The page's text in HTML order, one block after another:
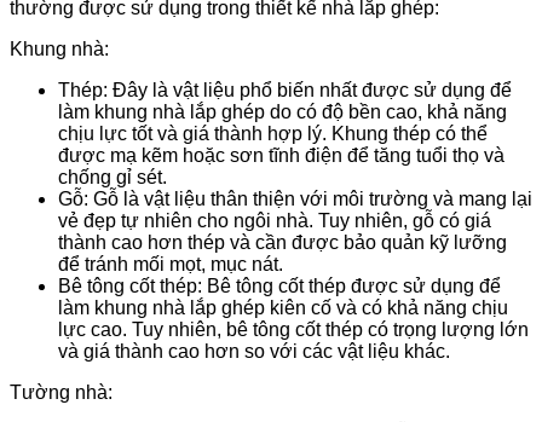
thường được sử dụng trong thiết kế nhà lắp ghép:
Khung nhà:
Thép: Đây là vật liệu phổ biến nhất được sử dụng để
làm khung nhà lắp ghép do có độ bền cao, khả năng
chịu lực tốt và giá thành hợp lý. Khung thép có thể
được mạ kẽm hoặc sơn tĩnh điện để tăng tuổi thọ và
chống gỉ sét.
Gỗ: Gỗ là vật liệu thân thiện với môi trường và mang lại
vẻ đẹp tự nhiên cho ngôi nhà. Tuy nhiên, gỗ có giá
thành cao hơn thép và cần được bảo quản kỹ lưỡng
để tránh mối mọt, mục nát.
Bê tông cốt thép: Bê tông cốt thép được sử dụng để
làm khung nhà lắp ghép kiên cố và có khả năng chịu
lực cao. Tuy nhiên, bê tông cốt thép có trọng lượng lớn
và giá thành cao hơn so với các vật liệu khác.
Tường nhà: